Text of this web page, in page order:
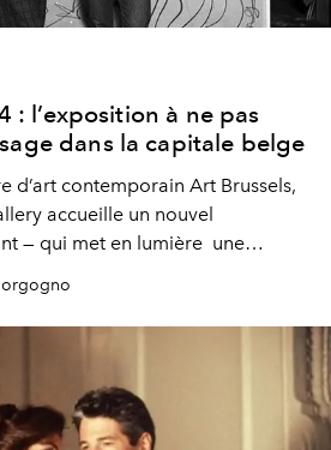
: l’exposition à ne pas
dans la capitale belge
d’art contemporain Art Brussels,
accueille un nouvel
— qui met en lumière une
sur la vie et l’oeuvre de
années 1980 à nos jours.